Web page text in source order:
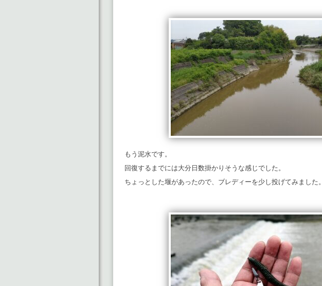
もう泥水です。
回復するまでには大分日数掛かりそうな感じでした。
ちょっとした堰があったので、ブレディーを少し投げてみました。